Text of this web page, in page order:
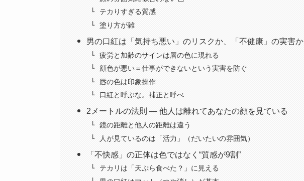
テカりすぎる質感
塗り方が雑
男の口紅は「気持ち悪い」のリスクか、「不健康」の実害か
疲労と加齢のサインは唇の色に現れる
顔色が悪い＝仕事ができないという実害を防ぐ
唇の色は印象操作
口紅と呼ぶな。補正と呼べ
2メートルの法則 ― 他人は離れてあなたの顔を見ている
鏡の距離と他人の距離は違う
人が見ているのは「活力」（だいたいの雰囲気）
「不快感」の正体は色ではなく“質感が9割”
テカリは「天ぷら食べた？」に見える